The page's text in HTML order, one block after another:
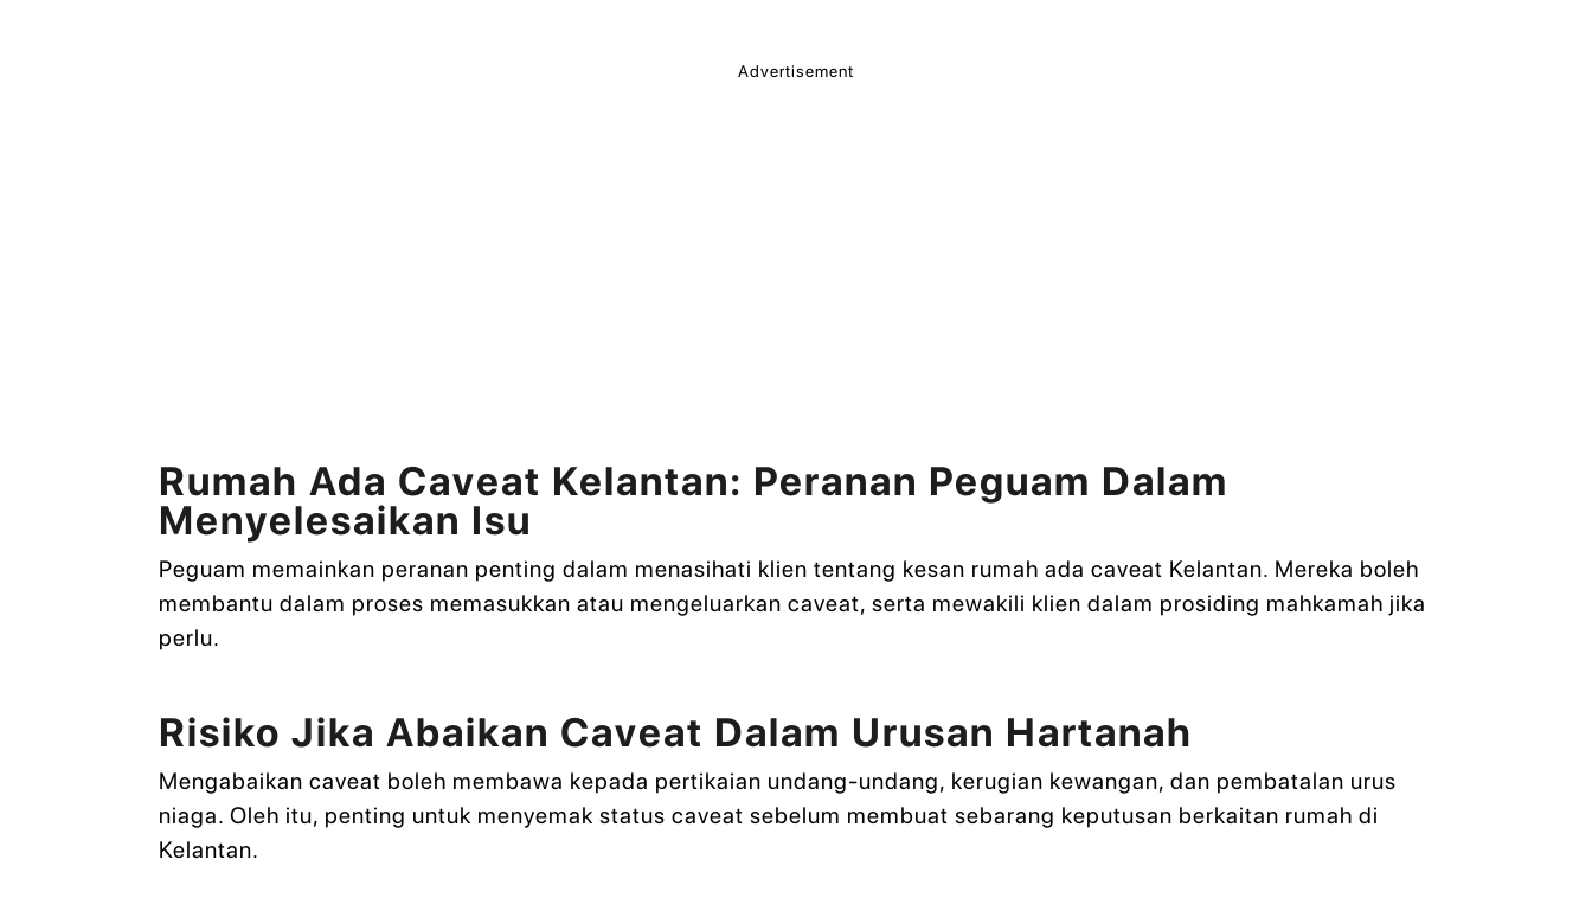
Advertisement
Rumah Ada Caveat Kelantan: Peranan Peguam Dalam
Menyelesaikan Isu
Peguam memainkan peranan penting dalam menasihati klien tentang kesan rumah ada caveat Kelantan. Mereka boleh
membantu dalam proses memasukkan atau mengeluarkan caveat, serta mewakili klien dalam prosiding mahkamah jika
perlu.
Risiko Jika Abaikan Caveat Dalam Urusan Hartanah
Mengabaikan caveat boleh membawa kepada pertikaian undang-undang, kerugian kewangan, dan pembatalan urus
niaga. Oleh itu, penting untuk menyemak status caveat sebelum membuat sebarang keputusan berkaitan rumah di
Kelantan.